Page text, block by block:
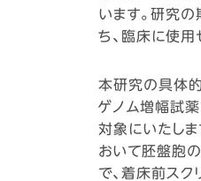
います。研究
ち、臨床に使
本研究の具体
ゲノム増幅試
対象にいたし
おいて胚盤胞
で、着床前ス